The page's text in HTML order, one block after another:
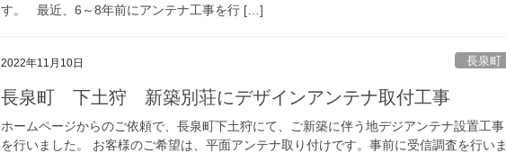
す。 最近、6～8年前にアンテナ工事を行 […]
2022年11月10日 長泉町
長泉町 下土狩 新築別荘にデザインアンテナ取付工事
ホームページからのご依頼で、長泉町下土狩にて、ご新築に伴う地デジアンテナ設置工事
を行いました。 お客様のご希望は、平面アンテナ取り付けです。事前に受信調査を行いま